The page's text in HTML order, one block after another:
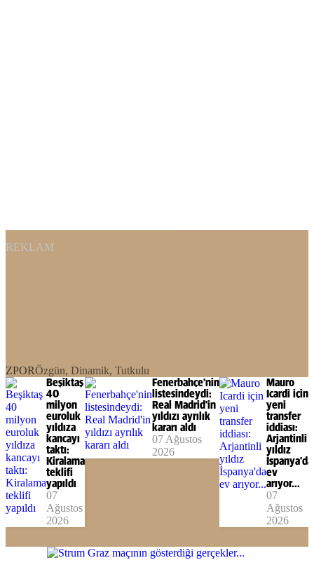
REKLAM
ZPORÖzgün, Dinamik, Tutkulu
Beşiktaş
40
milyon
euroluk
yıldıza
kancayı
taktı:
Kiralama
teklifi
yapıldı
07
Ağustos
2026
Fenerbahçe'nin
listesindeydi:
Real Madrid'in
yıldızı ayrılık
kararı aldı
07 Ağustos
2026
Mauro
Icardi için
yeni
transfer
iddiası:
Arjantinli
yıldız
İspanya'da
ev
arıyor...
07
Ağustos
2026